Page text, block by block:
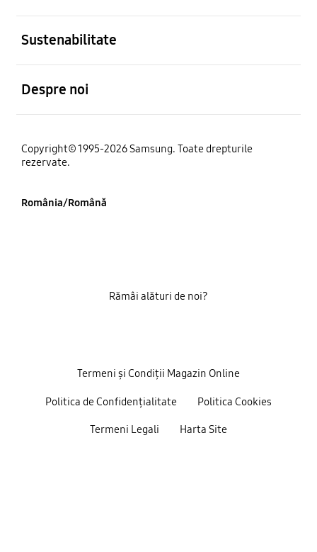
Sustenabilitate
Despre noi
Copyright© 1995-2026 Samsung. Toate drepturile
rezervate.
România/Română
Termeni și Condiții Magazin Online
Politica de Confidențialitate Politica Cookies
Termeni Legali Harta Site
Rămâi alături de noi?